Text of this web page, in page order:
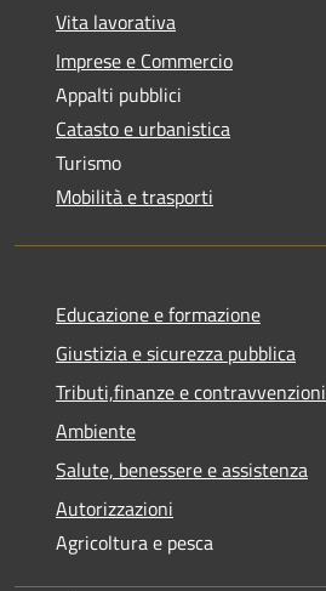
Vita lavorativa
Imprese e Commercio
Appalti pubblici
Catasto e urbanistica
Turismo
Mobilità e trasporti
Educazione e formazione
Giustizia e sicurezza pubblica
Tributi,finanze e contravvenzioni
Ambiente
Salute, benessere e assistenza
Autorizzazioni
Agricoltura e pesca